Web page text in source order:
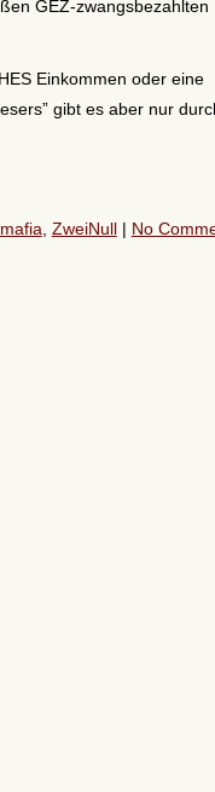
GEZ-zwangsbezahlten
Einkommen oder eine
gibt es aber nur
, ZweiNull| No